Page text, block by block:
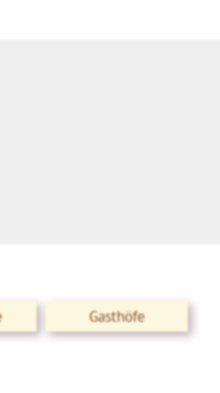
Gasthöfe